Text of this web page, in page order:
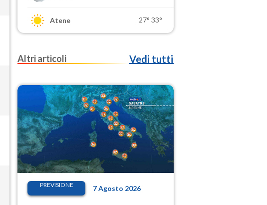
Atene 27° 33°
Altri articoli Vedi tutti
PREVISIONE 7 Agosto 2026